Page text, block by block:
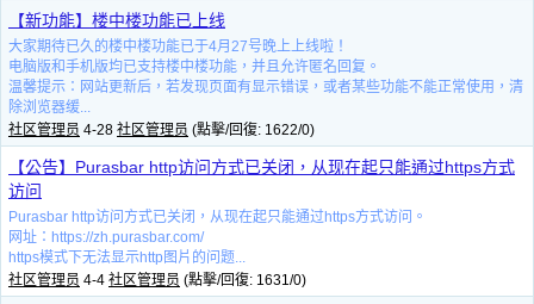
【新功能】楼中楼功能已上线
大家期待已久的楼中楼功能已于4月27号晚上上线啦！
电脑版和手机版均已支持楼中楼功能，并且允许匿名回复。
温馨提示：网站更新后，若发现页面有显示错误，或者某些功能不能正常使用，清
除浏览器缓...
社区管理员 4-28 社区管理员 (點擊/回復: 1622/0)
【公告】Purasbar http访问方式已关闭，从现在起只能通过https方式
访问
Purasbar http访问方式已关闭，从现在起只能通过https方式访问。
网址：https://zh.purasbar.com/
https模式下无法显示http图片的问题...
社区管理员 4-4 社区管理员 (點擊/回復: 1631/0)